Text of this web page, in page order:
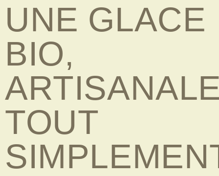
UNE GLACE
BIO,
TOUT